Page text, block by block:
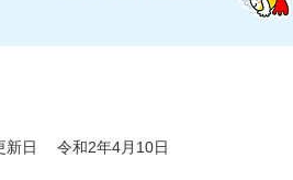
日 令和2年4月10日